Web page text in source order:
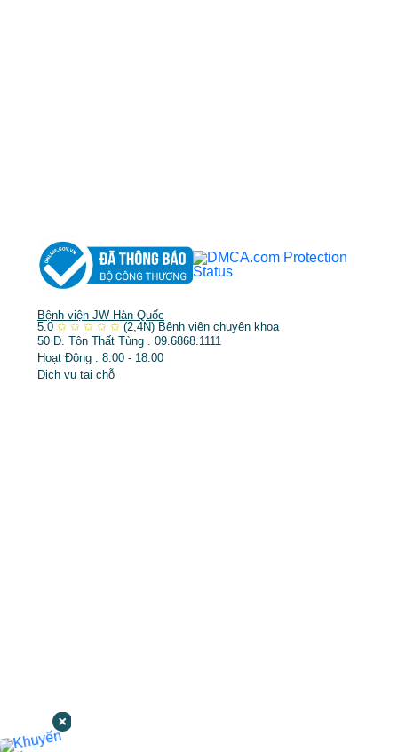
Bệnh viện JW Hàn Quốc
5.0 ✩ ✩ ✩ ✩ ✩ (2,4N) Bệnh viện chuyên khoa
50 Đ. Tôn Thất Tùng . 09.6868.1111
Hoạt Động . 8:00 - 18:00
Dịch vụ tại chỗ